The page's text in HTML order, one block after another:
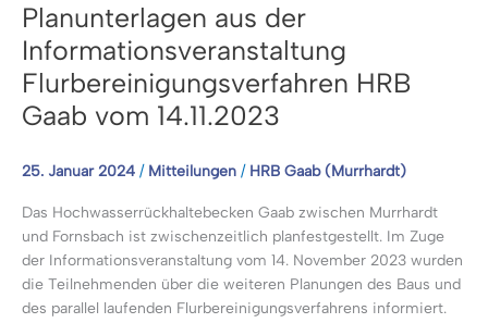
Planunterlagen aus der
Informationsveranstaltung
Flurbereinigungsverfahren HRB
Gaab vom 14.11.2023
25. Januar 2024 / Mitteilungen / HRB Gaab (Murrhardt)
Das Hochwasserrückhaltebecken Gaab zwischen Murrhardt
und Fornsbach ist zwischenzeitlich planfestgestellt. Im Zuge
der Informationsveranstaltung vom 14. November 2023 wurden
die Teilnehmenden über die weiteren Planungen des Baus und
des parallel laufenden Flurbereinigungsverfahrens informiert.